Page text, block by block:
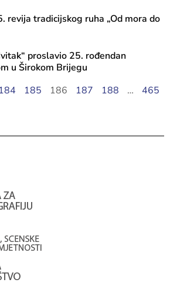
revija tradicijskog ruha „Od mora do
proslavio 25. rođendan
u Širokom Brijegu
184 185 186 187 188 …
465